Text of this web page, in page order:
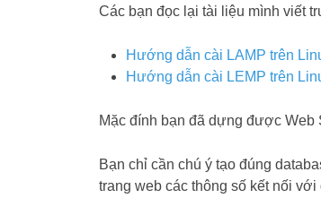
Các bạn đọc lại tài liệu mình viết
Hướng dẫn cài LAMP trên
Hướng dẫn cài LEMP trên
Mặc đính bạn đã dựng được Web
Bạn chỉ cần chú ý tạo đúng
trang web các thông số kết nối